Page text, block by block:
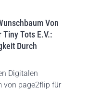
Von
Tots E.V.:
Durch
Digitalen
von page2flip für